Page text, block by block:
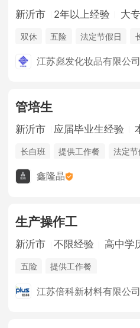
新沂市 2年以上经验 大
双休 五险 法定节假日
江苏彪发化妆品有限公司
管培生
新沂市 应届毕业生经验
长白班 提供工作餐
法定节
住宿补贴（非新沂人员）
鑫隆晶
生产操作工
新沂市 不限经验 高中学
五险 提供工作餐
江苏倍科新材料有限公司